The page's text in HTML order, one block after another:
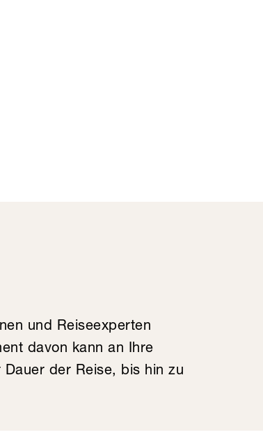
und Reiseexperten
davon kann an Ihre
der Reise, bis hin zu